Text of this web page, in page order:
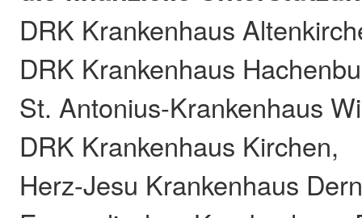
DRK Krankenhaus
DRK Krankenhaus
St. Antonius-Krankenhaus
DRK Krankenhaus Kirchen,
Herz-Jesu Krankenhaus